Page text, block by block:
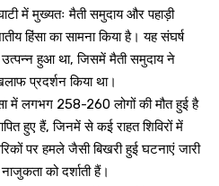
में मुख्यतः मैती समुदाय और पहाड़ी
हिंसा का सामना किया है। यह संघर्ष
उत्पन्न हुआ था, जिसमें मैती समुदाय ने
प्रदर्शन किया था।
में लगभग 258-260 लोगों की मौत हुई है
हुए हैं, जिनमें से कई राहत शिविरों में
पर हमले जैसी बिखरी हुई घटनाएं जारी
को दर्शाती हैं।